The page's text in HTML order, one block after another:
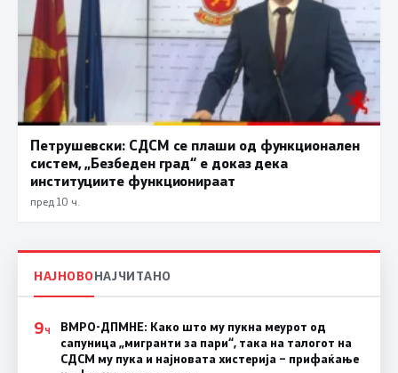
Петрушевски: СДСМ се плаши од функционален
систем, „Безбеден град“ е доказ дека
институциите функционираат
пред 10 ч.
НАЈНОВОНАЈЧИТАНО
9Ч
ВМРО-ДПМНЕ: Како што му пукна меурот од
сапуница „мигранти за пари“, така на талогот на
СДСМ му пука и најновата хистерија – прифаќање